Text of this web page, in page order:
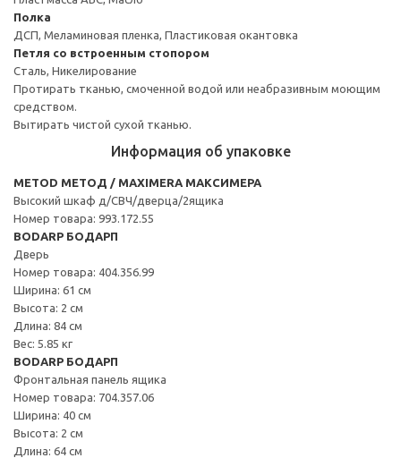
Полка
ДСП, Меламиновая пленка, Пластиковая окантовка
Петля со встроенным стопором
Сталь, Никелирование
Протирать тканью, смоченной водой или неабразивным моющим
средством.
Вытирать чистой сухой тканью.
Информация об упаковке
METOD МЕТОД / MAXIMERA МАКСИМЕРА
Высокий шкаф д/СВЧ/дверца/2ящика
Номер товара: 993.172.55
BODARP БОДАРП
Дверь
Номер товара: 404.356.99
Ширина: 61 см
Высота: 2 см
Длина: 84 см
Вес: 5.85 кг
BODARP БОДАРП
Фронтальная панель ящика
Номер товара: 704.357.06
Ширина: 40 см
Высота: 2 см
Длина: 64 см